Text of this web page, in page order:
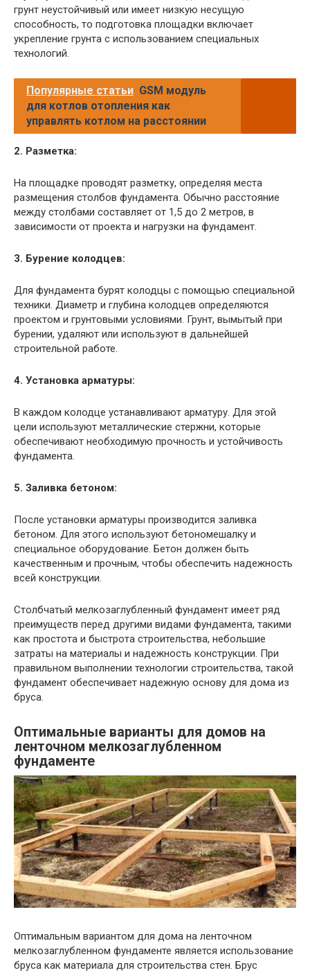
грунт неустойчивый или имеет низкую несущую
способность, то подготовка площадки включает
укрепление грунта с использованием специальных
технологий.
Популярные статьи GSM модуль
для котлов отопления как
управлять котлом на расстоянии
2. Разметка:
На площадке проводят разметку, определяя места
размещения столбов фундамента. Обычно расстояние
между столбами составляет от 1,5 до 2 метров, в
зависимости от проекта и нагрузки на фундамент.
3. Бурение колодцев:
Для фундамента бурят колодцы с помощью специальной
техники. Диаметр и глубина колодцев определяются
проектом и грунтовыми условиями. Грунт, вымытый при
бурении, удаляют или используют в дальнейшей
строительной работе.
4. Установка арматуры:
В каждом колодце устанавливают арматуру. Для этой
цели используют металлические стержни, которые
обеспечивают необходимую прочность и устойчивость
фундамента.
5. Заливка бетоном:
После установки арматуры производится заливка
бетоном. Для этого используют бетономешалку и
специальное оборудование. Бетон должен быть
качественным и прочным, чтобы обеспечить надежность
всей конструкции.
Столбчатый мелкозаглубленный фундамент имеет ряд
преимуществ перед другими видами фундамента, такими
как простота и быстрота строительства, небольшие
затраты на материалы и надежность конструкции. При
правильном выполнении технологии строительства, такой
фундамент обеспечивает надежную основу для дома из
бруса.
Оптимальные варианты для домов на
ленточном мелкозаглубленном
фундаменте
Оптимальным вариантом для дома на ленточном
мелкозаглубленном фундаменте является использование
бруса как материала для строительства стен. Брус